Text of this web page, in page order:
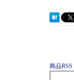
商品RSS